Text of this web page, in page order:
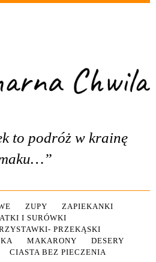
to podróż w krainę
ZUPY
ZAPIEKANKI
I SURÓWKI
PRZEKĄSKI
MAKARONY
DESERY
CIASTA BEZ PIECZENIA